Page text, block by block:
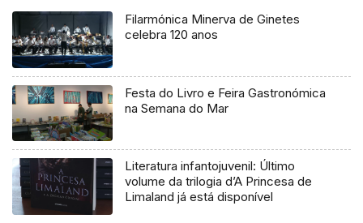
Filarmónica Minerva de Ginetes
celebra 120 anos
Festa do Livro e Feira Gastronómica
na Semana do Mar
Literatura infantojuvenil: Último
volume da trilogia d’A Princesa de
Limaland já está disponível